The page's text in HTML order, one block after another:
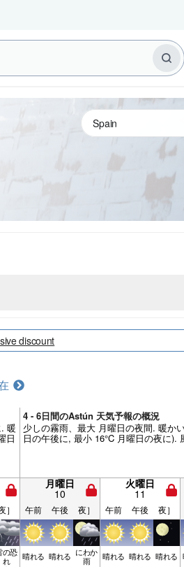
discount
暖
日
4 - 6日間のAstún 天気予報の概況
少しの霧雨、最大 月曜日の夜間. 暖か
日の午後に, 最小 16°C 月曜日の夜に).
月曜日
10
火曜日
11
］ 午前 午後 夜］ 午前 午後 夜］
の恐
れ 晴れる 晴れる にわか
雨 晴れる 晴れる 晴れる